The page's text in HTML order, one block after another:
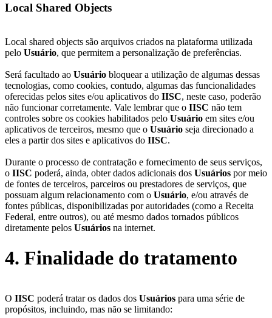
Local Shared Objects
Local shared objects são arquivos criados na plataforma utilizada
pelo Usuário, que permitem a personalização de preferências.
Será facultado ao Usuário bloquear a utilização de algumas dessas
tecnologias, como cookies, contudo, algumas das funcionalidades
oferecidas pelos sites e/ou aplicativos do IISC, neste caso, poderão
não funcionar corretamente. Vale lembrar que o IISC não tem
controles sobre os cookies habilitados pelo Usuário em sites e/ou
aplicativos de terceiros, mesmo que o Usuário seja direcionado a
eles a partir dos sites e aplicativos do IISC.
Durante o processo de contratação e fornecimento de seus serviços,
o IISC poderá, ainda, obter dados adicionais dos Usuários por meio
de fontes de terceiros, parceiros ou prestadores de serviços, que
possuam algum relacionamento com o Usuário, e/ou através de
fontes públicas, disponibilizadas por autoridades (como a Receita
Federal, entre outros), ou até mesmo dados tornados públicos
diretamente pelos Usuários na internet.
4. Finalidade do tratamento
O IISC poderá tratar os dados dos Usuários para uma série de
propósitos, incluindo, mas não se limitando: